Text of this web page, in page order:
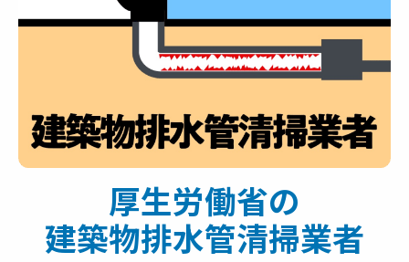
厚生労働省の
建築物排水管清掃業者